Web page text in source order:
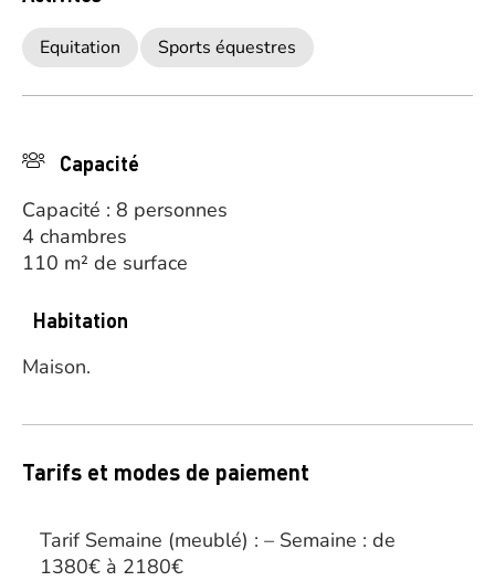
Equitation Sports équestres
Capacité
Capacité : 8 personnes
4 chambres
110 m² de surface
Habitation
Maison.
Tarifs et modes de paiement
Tarif Semaine (meublé) : – Semaine : de
1380€ à 2180€